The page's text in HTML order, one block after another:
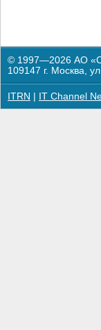
© 1997—2026 АО
109147 г. Москва,
ITRN IT Channel